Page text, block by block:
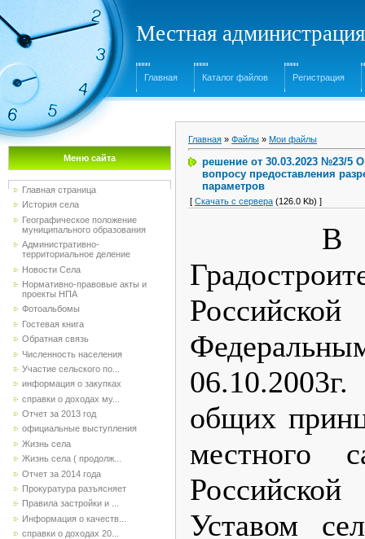
Местная
Главная Каталог файлов Регистрация
Меню сайта
Главная страница
История села
Географическое положение
муниципального образования
Административно-
территориальное деление
Новости Села
Нормативно-правовые акты и
проекты НПА
Фотоальбомы
Гостевая книга
Обратная связь
Численность населения
Участие сельского по...
информация о закупках
справки о доходах му...
Отчет за 2013 год
официальные выступления
Жизнь села
Жизнь села ( продолж...
Отчет за 2014 года
Прокуратура разъясняет
Правила застройки и ...
Информация о качеств...
справки о доходах 20...
Главная » Файлы » Мои файлы
решение от 30.03.2023 №23/5
вопросу предоставления
параметров
[ Скачать с сервера (126.0 Kb) ]
В
общих
местного
Уставом